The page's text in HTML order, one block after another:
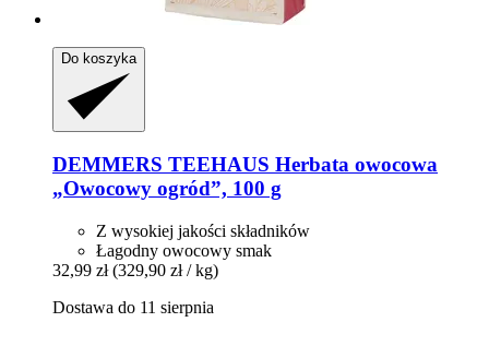
Do koszyka
DEMMERS TEEHAUS Herbata owocowa
„Owocowy ogród”, 100 g
Z wysokiej jakości składników
Łagodny owocowy smak
32,99 zł (329,90 zł / kg)
Dostawa do 11 sierpnia